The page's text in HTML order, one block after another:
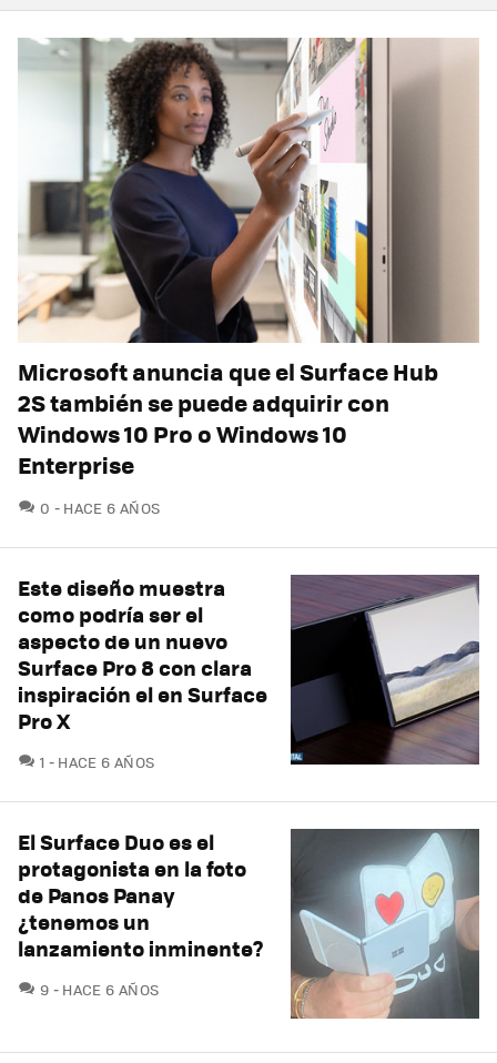
Microsoft anuncia que el Surface Hub
2S también se puede adquirir con
Windows 10 Pro o Windows 10
Enterprise
0 COMENTARIOS
HACE 6 AÑOS
Este diseño muestra
como podría ser el
aspecto de un nuevo
Surface Pro 8 con clara
inspiración el en Surface
Pro X
1 COMENTARIOS
HACE 6 AÑOS
El Surface Duo es el
protagonista en la foto
de Panos Panay
¿tenemos un
lanzamiento inminente?
9 COMENTARIOS
HACE 6 AÑOS